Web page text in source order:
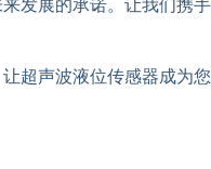
发展的承诺。让我们携手
超声波液位传感器成为您